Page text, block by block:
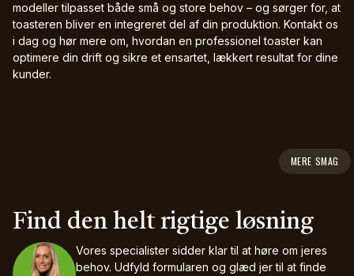
modeller tilpasset både små og store behov – og sørger for, at
toasteren bliver en integreret del af din produktion. Kontakt os
i dag og hør mere om, hvordan en professionel toaster kan
optimere din drift og sikre et ensartet, lækkert resultat for dine
kunder.
MERE SMAG
Find den helt rigtige løsning
Vores specialister sidder klar til at høre om jeres
behov. Udfyld formularen og glæd jer til at finde